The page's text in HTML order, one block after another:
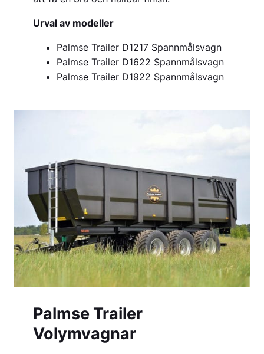
Urval av modeller
Palmse Trailer D1217 Spannmålsvagn
Palmse Trailer D1622 Spannmålsvagn
Palmse Trailer D1922 Spannmålsvagn
Palmse Trailer
Volymvagnar